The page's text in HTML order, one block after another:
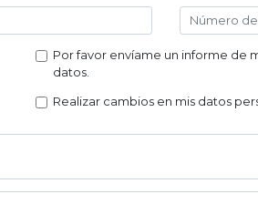
Por favor envíame un informe de
datos.
Realizar cambios en mis datos